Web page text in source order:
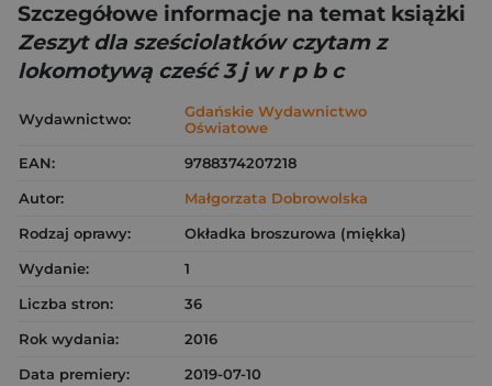
Szczegółowe informacje na temat książki
Zeszyt dla sześciolatków czytam z
lokomotywą cześć 3 j w r p b c
Wydawnictwo:
Gdańskie Wydawnictwo
Oświatowe
EAN:
9788374207218
Autor:
Małgorzata Dobrowolska
Rodzaj oprawy:
Okładka broszurowa (miękka)
Wydanie:
1
Liczba stron:
36
Rok wydania:
2016
Data premiery:
2019-07-10